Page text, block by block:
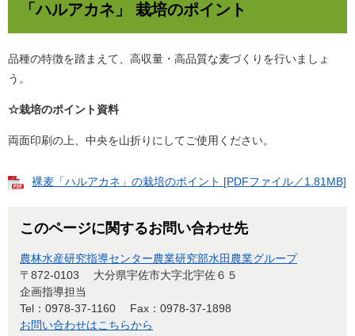
「ハルアカネ」 栽培のポイント
品種の特徴を踏まえて、高収量・高品質な麦づくりを行いましょ
う。
☆栽培のポイント資料
両面印刷の上、中央を山折りにしてご使用ください。
裸麦「ハルアカネ」の栽培のポイント [PDFファイル／1.81MB]
このページに関するお問い合わせ先
農林水産研究指導センター農業研究部水田農業グループ
〒872-0103
大分県宇佐市大字北宇佐６５
企画指導担当
Tel：0978-37-1160
Fax：0978-37-1898
お問い合わせはこちらから